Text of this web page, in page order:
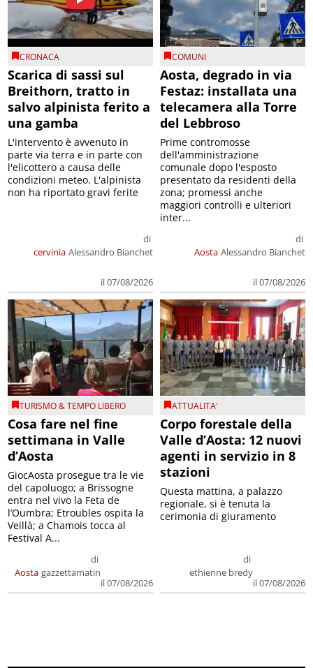
CRONACA
Scarica di sassi sul
Breithorn, tratto in
salvo alpinista ferito a
una gamba
cervinia
di
Alessandro Bianchet
il 07/08/2026
L'intervento è avvenuto in
parte via terra e in parte con
l'elicottero a causa delle
condizioni meteo. L'alpinista
non ha riportato gravi ferite
COMUNI
Aosta, degrado in via
Festaz: installata una
telecamera alla Torre
del Lebbroso
Aosta
di
Alessandro Bianchet
il 07/08/2026
Prime contromosse
dell'amministrazione
comunale dopo l'esposto
presentato da residenti della
zona; promessi anche
maggiori controlli e ulteriori
inter...
TURISMO & TEMPO LIBERO
Cosa fare nel fine
settimana in Valle
d’Aosta
Aosta
di
gazzettamatin
il 07/08/2026
GiocAosta prosegue tra le vie
del capoluogo; a Brissogne
entra nel vivo la Feta de
l’Oumbra; Etroubles ospita la
Veillà; a Chamois tocca al
Festival A...
ATTUALITA'
Corpo forestale della
Valle d’Aosta: 12 nuovi
agenti in servizio in 8
stazioni
di
ethienne bredy
il 07/08/2026
Questa mattina, a palazzo
regionale, si è tenuta la
cerimonia di giuramento